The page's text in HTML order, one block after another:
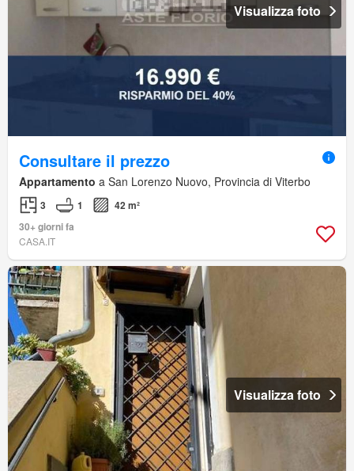
Visualizza foto
Consultare il prezzo
Appartamento a San Lorenzo Nuovo, Provincia di Viterbo
3 1
42 m²
30+ giorni fa
CASA.IT
Visualizza foto